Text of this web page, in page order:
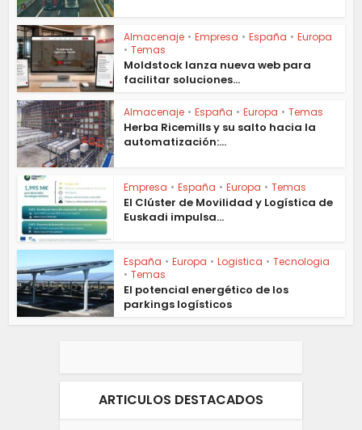
Almacenaje • Empresa • España • Europa
• Temas
Moldstock lanza nueva web para
facilitar soluciones...
Almacenaje • España • Europa • Temas
Herba Ricemills y su salto hacia la
automatización:...
Empresa • España • Europa • Temas
El Clúster de Movilidad y Logística de
Euskadi impulsa...
España • Europa • Logistica • Tecnologia
• Temas
El potencial energético de los
parkings logísticos
ARTICULOS DESTACADOS